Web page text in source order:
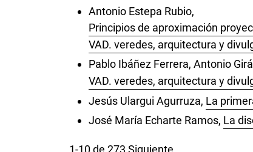
Antonio Estepa Rubio,
Principios de aproximación
VAD. veredes, arquitectura y
Pablo Ibáñez Ferrera, Antonio
VAD. veredes, arquitectura y
Jesús Ulargui Agurruza, La
José María Echarte Ramos, La